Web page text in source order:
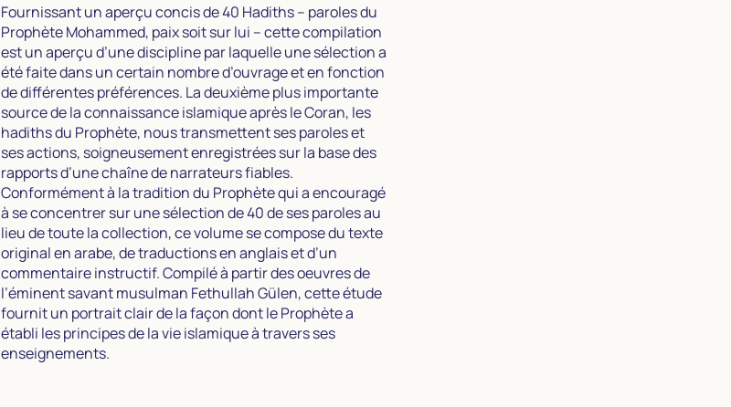
Fournissant un aperçu concis de 40 Hadiths – paroles du
Prophète Mohammed, paix soit sur lui – cette compilation
est un aperçu d’une discipline par laquelle une sélection a
été faite dans un certain nombre d’ouvrage et en fonction
de différentes préférences. La deuxième plus importante
source de la connaissance islamique après le Coran, les
hadiths du Prophète, nous transmettent ses paroles et
ses actions, soigneusement enregistrées sur la base des
rapports d’une chaîne de narrateurs fiables.
Conformément à la tradition du Prophète qui a encouragé
à se concentrer sur une sélection de 40 de ses paroles au
lieu de toute la collection, ce volume se compose du texte
original en arabe, de traductions en anglais et d’un
commentaire instructif. Compilé à partir des oeuvres de
l’éminent savant musulman Fethullah Gülen, cette étude
fournit un portrait clair de la façon dont le Prophète a
établi les principes de la vie islamique à travers ses
enseignements.